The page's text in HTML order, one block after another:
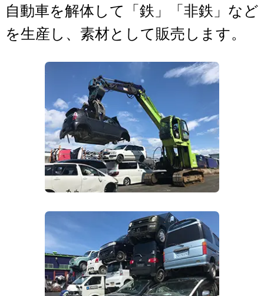
自動車を解体して「鉄」「非鉄」など
を生産し、素材として販売します。